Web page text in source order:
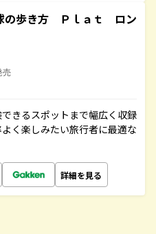
の歩き方 Ｐｌａｔ ロン
売
きるスポットまで幅広く収録
く楽しみたい旅行者に最適な
詳細を見る